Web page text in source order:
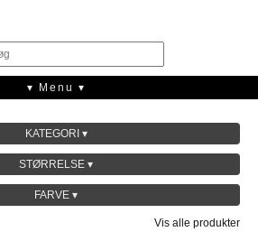
▾ Menu ▾
KATEGORI ▾
STØRRELSE ▾
FARVE ▾
Vis alle produkter